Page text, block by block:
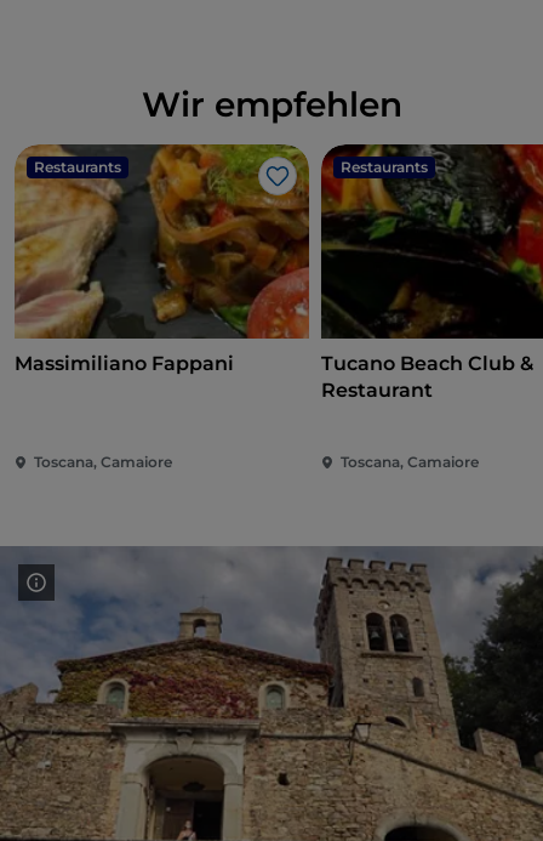
Wir empfehlen
Restaurants
Like
Massimiliano Fappani
Toscana, Camaiore
Restaurants
Tucano Beach Club &
Restaurant
Toscana, Camaiore